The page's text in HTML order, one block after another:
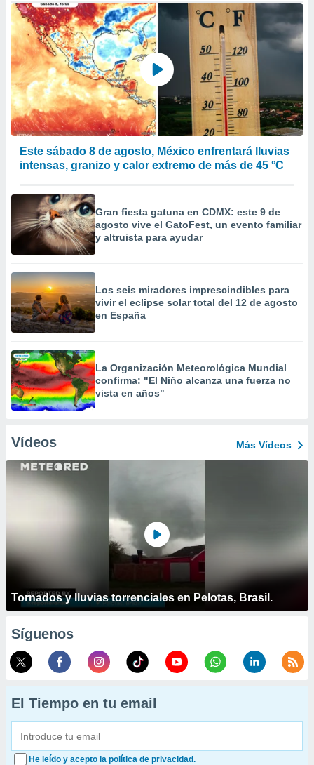
Este sábado 8 de agosto, México enfrentará lluvias
intensas, granizo y calor extremo de más de 45 °C
Gran fiesta gatuna en CDMX: este 9 de
agosto vive el GatoFest, un evento familiar
y altruista para ayudar
Los seis miradores imprescindibles para
vivir el eclipse solar total del 12 de agosto
en España
La Organización Meteorológica Mundial
confirma: "El Niño alcanza una fuerza no
vista en años"
Vídeos Más Vídeos
Tornados y lluvias torrenciales en Pelotas, Brasil.
Síguenos
El Tiempo en tu email
He leído y acepto la política de privacidad.